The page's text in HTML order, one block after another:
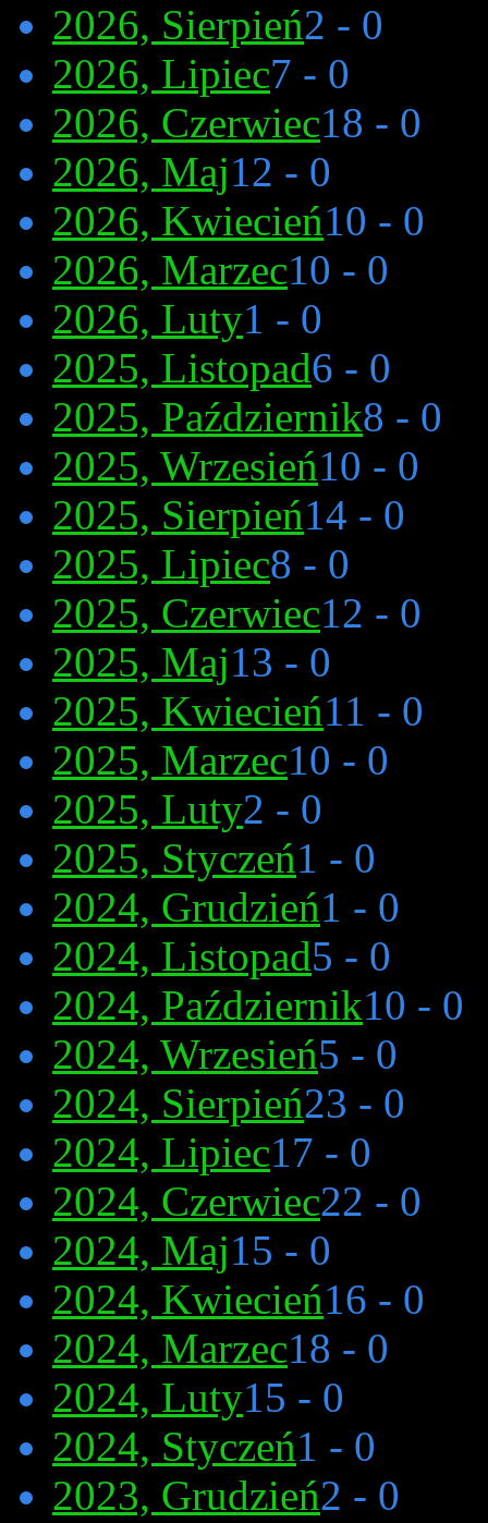
2026, Sierpień2 - 0
2026, Lipiec7 - 0
2026, Czerwiec18 - 0
2026, Maj12 - 0
2026, Kwiecień10 - 0
2026, Marzec10 - 0
2026, Luty1 - 0
2025, Listopad6 - 0
2025, Październik8 - 0
2025, Wrzesień10 - 0
2025, Sierpień14 - 0
2025, Lipiec8 - 0
2025, Czerwiec12 - 0
2025, Maj13 - 0
2025, Kwiecień11 - 0
2025, Marzec10 - 0
2025, Luty2 - 0
2025, Styczeń1 - 0
2024, Grudzień1 - 0
2024, Listopad5 - 0
2024, Październik10 - 0
2024, Wrzesień5 - 0
2024, Sierpień23 - 0
2024, Lipiec17 - 0
2024, Czerwiec22 - 0
2024, Maj15 - 0
2024, Kwiecień16 - 0
2024, Marzec18 - 0
2024, Luty15 - 0
2024, Styczeń1 - 0
2023, Grudzień2 - 0